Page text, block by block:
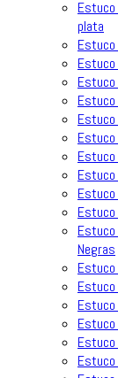
Estuco
plata
Estuco
Estuco
Estuco
Estuco
Estuco
Estuco
Estuco
Estuco
Estuco
Estuco
Estuco
Negras
Estuco
Estuco
Estuco
Estuco
Estuco
Estuco